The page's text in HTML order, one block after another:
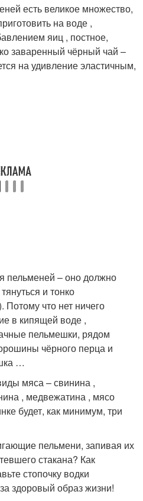
есть великое множество,
на воде ,
яиц , постное,
заваренный чёрный чай –
на удивление эластичным,
пельменей – оно должно
и тонко
Потому что нет ничего
в кипящей воде ,
пельмешки, рядом
чёрного перца и
…
мяса – свинина ,
, медвежатина , мясо
будет, как минимум, три
пельмени, запивая их
стакана? Как
стопочку водки
здоровый образ жизни!